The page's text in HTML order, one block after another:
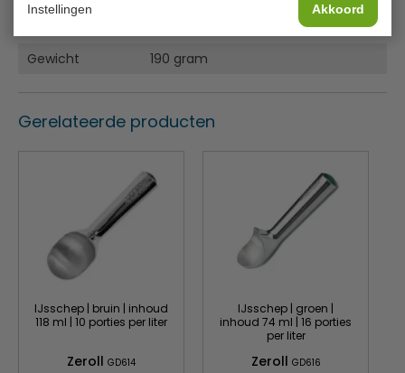
Instellingen Akkoord
Gewicht
190 gram
Gerelateerde producten
IJsschep | bruin | inhoud
118 ml | 10 porties per liter
Zeroll GD614
IJsschep | groen |
inhoud 74 ml | 16 porties
per liter
Zeroll GD616